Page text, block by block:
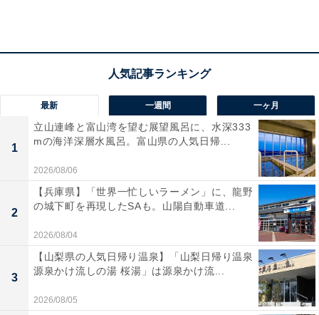
「ガリバーバーグディッシュ レギュラ―」
「ガリバーバーグステーキ レギュラー」（400g 税込
最新 一週間 一ヶ月
1
立山連峰と富山湾を望む展望風呂に、水深333
mの海洋深層水風呂。富山県の人気日帰...
2026/08/06
2
【兵庫県】「世界一忙しいラーメン」に、龍野
の城下町を再現したSAも。山陽自動車道...
2026/08/04
3
【山梨県の人気日帰り温泉】「山梨日帰り温泉
源泉かけ流しの湯 桜湯」は源泉かけ流...
2026/08/05